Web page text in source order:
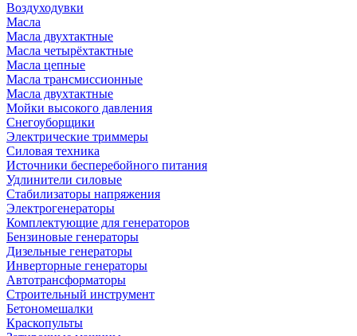
Воздуходувки
Масла
Масла двухтактные
Масла четырёхтактные
Масла цепные
Масла трансмиссионные
Масла двухтактные
Мойки высокого давления
Снегоуборщики
Электрические триммеры
Силовая техника
Источники бесперебойного питания
Удлинители силовые
Стабилизаторы напряжения
Электрогенераторы
Комплектующие для генераторов
Бензиновые генераторы
Дизельные генераторы
Инверторные генераторы
Автотрансформаторы
Строительный инструмент
Бетономешалки
Краскопульты